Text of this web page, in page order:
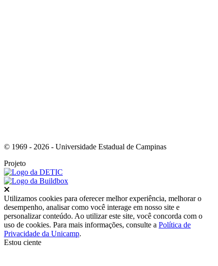
© 1969 - 2026 - Universidade Estadual de Campinas
Projeto
Utilizamos cookies para oferecer melhor experiência, melhorar o
desempenho, analisar como você interage em nosso site e
personalizar conteúdo. Ao utilizar este site, você concorda com o
uso de cookies. Para mais informações, consulte a Política de
Privacidade da Unicamp.
Estou ciente